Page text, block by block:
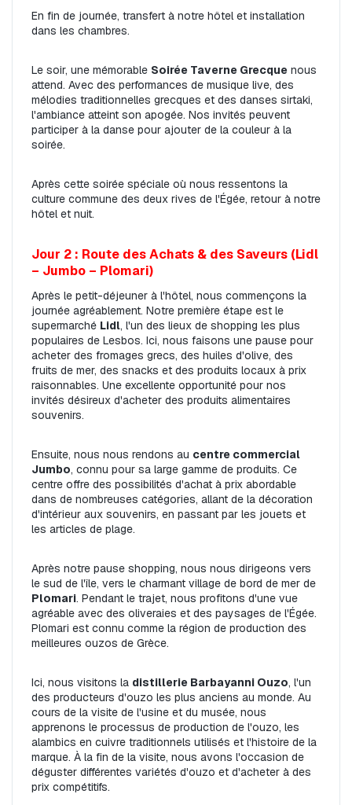
En fin de journée, transfert à notre hôtel et installation
dans les chambres.
Le soir, une mémorable Soirée Taverne Grecque nous
attend. Avec des performances de musique live, des
mélodies traditionnelles grecques et des danses sirtaki,
l'ambiance atteint son apogée. Nos invités peuvent
participer à la danse pour ajouter de la couleur à la
soirée.
Après cette soirée spéciale où nous ressentons la
culture commune des deux rives de l'Égée, retour à notre
hôtel et nuit.
Jour 2 : Route des Achats & des Saveurs (Lidl
– Jumbo – Plomari)
Après le petit-déjeuner à l'hôtel, nous commençons la
journée agréablement. Notre première étape est le
supermarché Lidl, l'un des lieux de shopping les plus
populaires de Lesbos. Ici, nous faisons une pause pour
acheter des fromages grecs, des huiles d'olive, des
fruits de mer, des snacks et des produits locaux à prix
raisonnables. Une excellente opportunité pour nos
invités désireux d'acheter des produits alimentaires
souvenirs.
Ensuite, nous nous rendons au centre commercial
Jumbo, connu pour sa large gamme de produits. Ce
centre offre des possibilités d'achat à prix abordable
dans de nombreuses catégories, allant de la décoration
d'intérieur aux souvenirs, en passant par les jouets et
les articles de plage.
Après notre pause shopping, nous nous dirigeons vers
Plomari. Pendant le trajet, nous profitons d'une vue
agréable avec des oliveraies et des paysages de l'Égée.
Plomari est connu comme la région de production des
meilleures ouzos de Grèce.
Ici, nous visitons la distillerie Barbayanni Ouzo, l'un
des producteurs d'ouzo les plus anciens au monde. Au
cours de la visite de l'usine et du musée, nous
apprenons le processus de production de l'ouzo, les
alambics en cuivre traditionnels utilisés et l'histoire de la
marque. À la fin de la visite, nous avons l'occasion de
déguster différentes variétés d'ouzo et d'acheter à des
prix compétitifs.